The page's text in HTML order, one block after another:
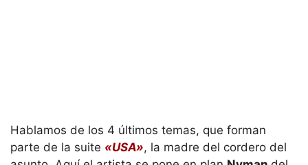
Hablamos de los 4 últimos temas, que forman
parte de la suite «USA», la madre del cordero del